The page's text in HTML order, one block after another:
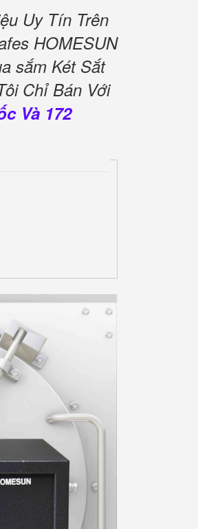
Uy Tín Trên
HOMESUN
sắm Két Sắt
Chỉ Bán Với
Và 172